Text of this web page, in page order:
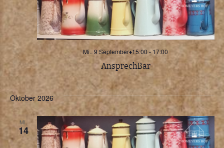
g
a
t
i
o
h
t
e
n
-
N
a
AnsprechBar
Mi.. 9 September♦15:00 -17:00
Oktober 2026
MI.
14